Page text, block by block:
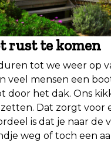
rust te komen
tot we weer op
mensen een
door het dak. Ons
Dat zorgt voor
is dat je naar
weg of toch een